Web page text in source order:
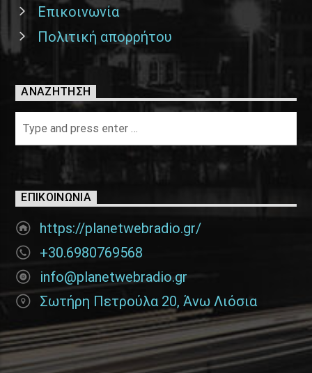
Επικοινωνία
Πολιτική απορρήτου
ΑΝΑΖΉΤΗΣΗ
ΕΠΙΚΟΙΝΩΝΊΑ
https://planetwebradio.gr/
+30.6980769568
info@planetwebradio.gr
Σωτήρη Πετρούλα 20, Άνω Λιόσια